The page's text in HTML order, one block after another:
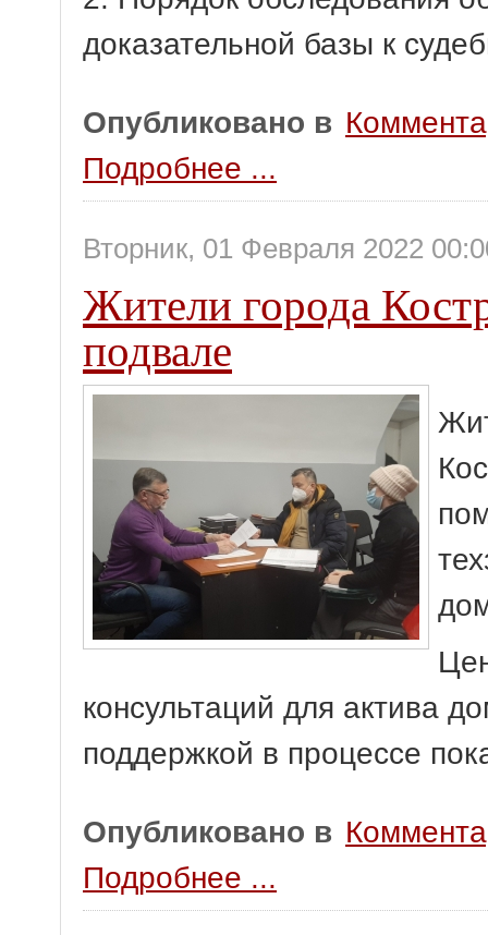
доказательной базы к
Опубликовано в
Подробнее ...
Вторник, 01 Февраля 2022
Жители города
подвале
консультаций для актива
поддержкой в процессе
Опубликовано в
Подробнее ...